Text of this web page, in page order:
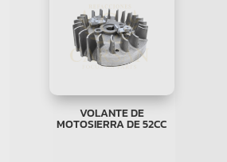
VOLANTE DE
MOTOSIERRA DE 52CC